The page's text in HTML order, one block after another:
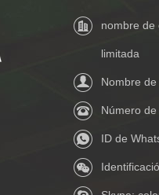
nombre de
limitada
Nombre de
Número
ID de